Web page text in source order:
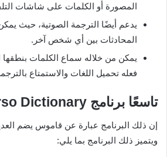
المصورة أو الكلمات على شاشات
يدعم أيضًا الترجمة الصوتية، حيث
المحادثات بين أي شخص آخر.
يمكن من خلاله سماع الكلمات
فعله تحميل اللغات والاستمتاع
تاسعًا برنامج Dictionary
إن ذلك البرنامج عبارة عن قاموس يضم
ويتميز ذلك البرنامج بما يلي: